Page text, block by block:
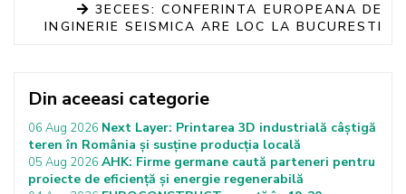
3ECEES: CONFERINTA EUROPEANA DE
INGINERIE SEISMICA ARE LOC LA BUCURESTI
Din aceeasi categorie
06 Aug 2026 Next Layer: Printarea 3D industrială câștigă
teren în România și susține producția locală
05 Aug 2026 AHK: Firme germane caută parteneri pentru
proiecte de eficiență și energie regenerabilă